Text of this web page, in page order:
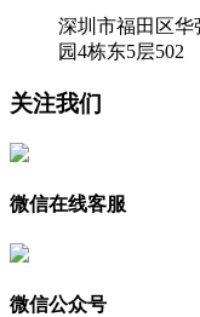
深圳市福田区华
园4栋东5层502
关注我们
微信在线客服
微信公众号